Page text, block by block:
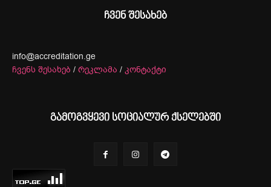
ჩვენ შესახებ
info@accreditation.ge
ჩვენს შესახებ / რეკლამა / კონტაქტი
გამოგვყევი სოციალურ ქსელებში